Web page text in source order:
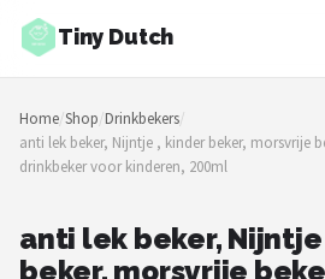
Tiny Dutch
Zoeken
NAVIGATIE
Shop
Merken
Home/Shop/Drinkbekers/
anti lek beker, Nijntje , kinder beker, morsvrije
drinkbeker voor kinderen, 200ml
anti lek beker,
beker, morsvrije